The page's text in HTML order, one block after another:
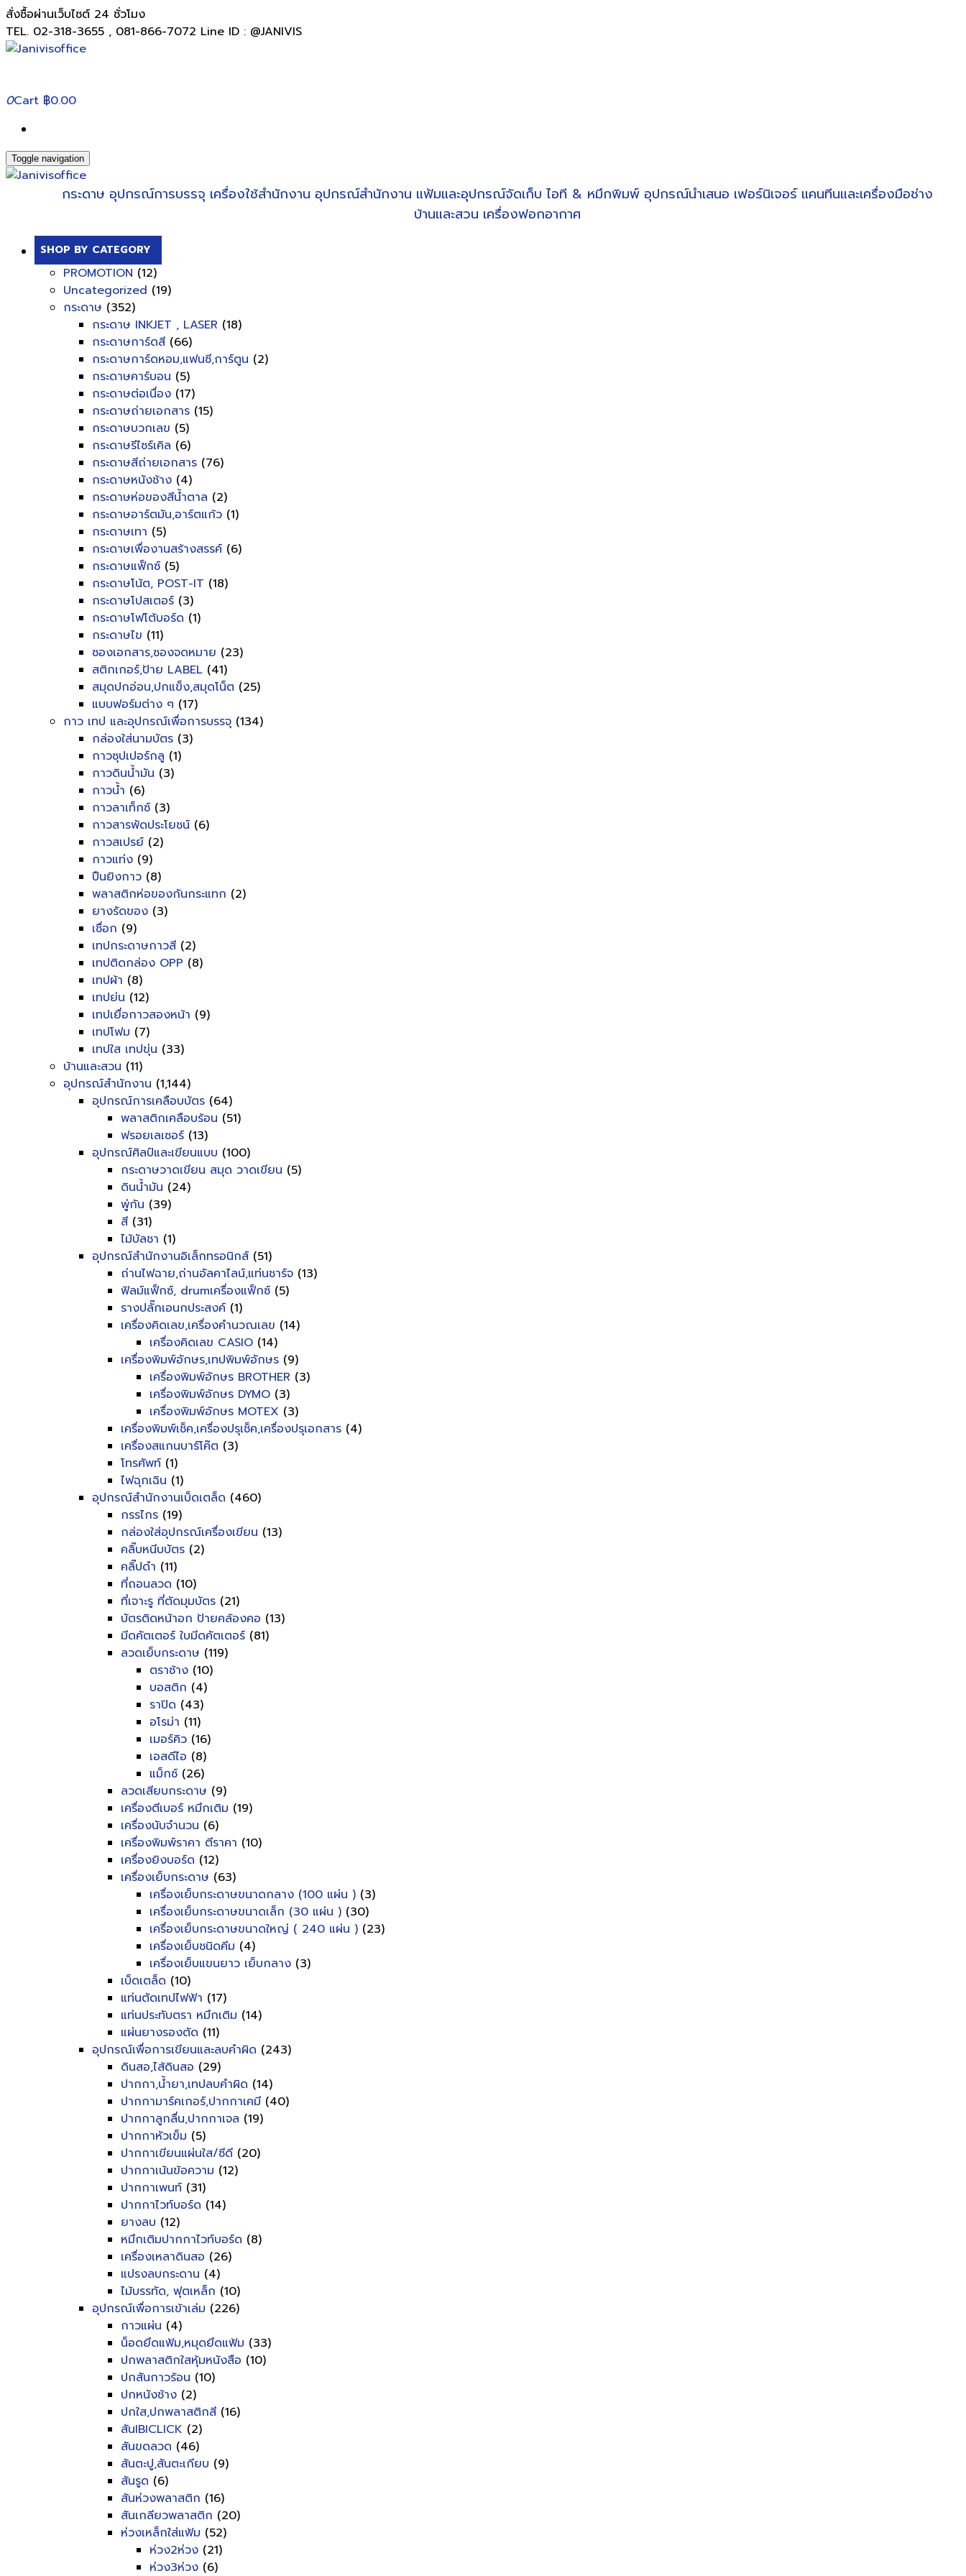
สั่งซื้อผ่านเว็บไซต์ 24 ชั่วโมง
TEL. 02-318-3655 , 081-866-7072 Line ID : @JANIVIS
0Cart ฿0.00
Toggle navigation
กระดาษ อุปกรณ์การบรรจุ เครื่องใช้สำนักงาน อุปกรณ์สำนักงาน แฟ้มและอุปกรณ์จัดเก็บ ไอที & หมึกพิมพ์ อุปกรณ์นำเสนอ เฟอร์นิเจอร์ แคนทีนและเครื่องมือช่าง
บ้านและสวน เครื่องฟอกอากาศ
SHOP BY CATEGORY
PROMOTION (12)
Uncategorized (19)
กระดาษ (352)
กระดาษ INKJET , LASER (18)
กระดาษการ์ดสี (66)
กระดาษการ์ดหอม,แฟนซี,การ์ตูน (2)
กระดาษคาร์บอน (5)
กระดาษต่อเนื่อง (17)
กระดาษถ่ายเอกสาร (15)
กระดาษบวกเลข (5)
กระดาษรีไซร์เคิล (6)
กระดาษสีถ่ายเอกสาร (76)
กระดาษหนังช้าง (4)
กระดาษห่อของสีน้ำตาล (2)
กระดาษอาร์ตมัน,อาร์ตแก้ว (1)
กระดาษเทา (5)
กระดาษเพื่องานสร้างสรรค์ (6)
กระดาษแฟ็กซ์ (5)
กระดาษโน้ต, POST-IT (18)
กระดาษโปสเตอร์ (3)
กระดาษโฟโต้บอร์ด (1)
กระดาษไข (11)
ซองเอกสาร,ซองจดหมาย (23)
สติกเกอร์,ป้าย LABEL (41)
สมุดปกอ่อน,ปกแข็ง,สมุดโน็ต (25)
แบบฟอร์มต่าง ๆ (17)
กาว เทป และอุปกรณ์เพื่อการบรรจุ (134)
กล่องใส่นามบัตร (3)
กาวซุปเปอร์กลู (1)
กาวดินน้ำมัน (3)
กาวน้ำ (6)
กาวลาเท็กซ์ (3)
กาวสารพัดประโยชน์ (6)
กาวสเปรย์ (2)
กาวแท่ง (9)
ปืนยิงกาว (8)
พลาสติกห่อของกันกระแทก (2)
ยางรัดของ (3)
เชื่อก (9)
เทปกระดาษกาวสี (2)
เทปติดกล่อง OPP (8)
เทปผ้า (8)
เทปย่น (12)
เทปเยื่อกาวสองหน้า (9)
เทปโฟม (7)
เทปใส เทปขุ่น (33)
บ้านและสวน (11)
อุปกรณ์สำนักงาน (1,144)
อุปกรณ์การเคลือบบัตร (64)
พลาสติกเคลือบร้อน (51)
ฟรอยเลเซอร์ (13)
อุปกรณ์ศิลป์และเขียนแบบ (100)
กระดาษวาดเขียน สมุด วาดเขียน (5)
ดินน้ำมัน (24)
พู่กัน (39)
สี (31)
ไม้บัลชา (1)
อุปกรณ์สำนักงานอิเล็กทรอนิกส์ (51)
ถ่านไฟฉาย,ถ่านอัลคาไลน์,แท่นชาร์จ (13)
ฟิลม์แฟ็กซ์, drumเครื่องแฟ็กซ์ (5)
รางปลั๊กเอนกประสงค์ (1)
เครื่องคิดเลข,เครื่องคำนวณเลข (14)
เครื่องคิดเลข CASIO (14)
เครื่องพิมพ์อักษร,เทปพิมพ์อักษร (9)
เครื่องพิมพ์อักษร BROTHER (3)
เครื่องพิมพ์อักษร DYMO (3)
เครื่องพิมพ์อักษร MOTEX (3)
เครื่องพิมพ์เช็ค,เครื่องปรุเช็ค,เครื่องปรุเอกสาร (4)
เครื่องสแกนบาร์โค๊ต (3)
โทรศัพท์ (1)
ไฟฉุกเฉิน (1)
อุปกรณ์สำนักงานเบ็ดเตล็ด (460)
กรรไกร (19)
กล่องใส่อุปกรณ์เครื่องเขียน (13)
คลิ๊บหนีบบัตร (2)
คลิ๊ปดำ (11)
ที่ถอนลวด (10)
ที่เจาะรู ที่ตัดมุมบัตร (21)
บัตรติดหน้าอก ป้ายคล้องคอ (13)
มีดคัตเตอร์ ใบมีดคัตเตอร์ (81)
ลวดเย็บกระดาษ (119)
ตราช้าง (10)
บอสติก (4)
ราปิด (43)
อโรม่า (11)
เมอร์คิว (16)
เอสดีไอ (8)
แม็กซ์ (26)
ลวดเสียบกระดาษ (9)
เครื่องตีเบอร์ หมึกเติม (19)
เครื่องนับจำนวน (6)
เครื่องพิมพ์ราคา ตีราคา (10)
เครื่องยิงบอร์ด (12)
เครื่องเย็บกระดาษ (63)
เครื่องเย็บกระดาษขนาดกลาง (100 แผ่น ) (3)
เครื่องเย็บกระดาษขนาดเล็ก (30 แผ่น ) (30)
เครื่องเย็บกระดาษขนาดใหญ่ ( 240 แผ่น ) (23)
เครื่องเย็บชนิดคีม (4)
เครื่องเย็บแขนยาว เย็บกลาง (3)
เบ็ดเตล็ด (10)
แท่นตัดเทปไฟฟ้า (17)
แท่นประทับตรา หมึกเติม (14)
แผ่นยางรองตัด (11)
อุปกรณ์เพื่อการเขียนและลบคำผิด (243)
ดินสอ,ไส้ดินสอ (29)
ปากกา,น้ำยา,เทปลบคำผิด (14)
ปากกามาร์คเกอร์,ปากกาเคมี (40)
ปากกาลูกลื่น,ปากกาเจล (19)
ปากกาหัวเข็ม (5)
ปากกาเขียนแผ่นใส/ซีดี (20)
ปากกาเน้นข้อความ (12)
ปากกาเพนท์ (31)
ปากกาไวท์บอร์ด (14)
ยางลบ (12)
หมึกเติมปากกาไวท์บอร์ด (8)
เครื่องเหลาดินสอ (26)
แปรงลบกระดาน (4)
ไม้บรรทัด, ฟุตเหล็ก (10)
อุปกรณ์เพื่อการเข้าเล่ม (226)
กาวแผ่น (4)
น็อดยึดแฟ้ม,หมุดยึดแฟ้ม (33)
ปกพลาสติกใสหุ้มหนังสือ (10)
ปกสันกาวร้อน (10)
ปกหนังช้าง (2)
ปกใส,ปกพลาสติกสี (16)
สันIBICLICK (2)
สันขดลวด (46)
สันตะปู,สันตะเกียบ (9)
สันรูด (6)
สันห่วงพลาสติก (16)
สันเกลียวพลาสติก (20)
ห่วงเหล็กใส่แฟ้ม (52)
ห่วง2ห่วง (21)
ห่วง3ห่วง (6)